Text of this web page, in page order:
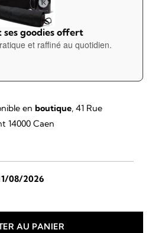
ses goodies offert
et raffiné au quotidien.
en boutique, 41 Rue
14000 Caen
08/2026
AU PANIER